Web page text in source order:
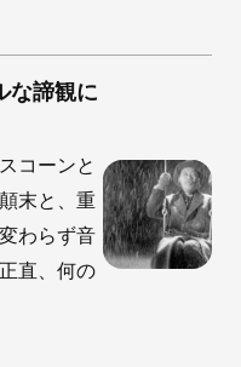
な諦観に
コーンと
末と、重
わらず音
直、何の